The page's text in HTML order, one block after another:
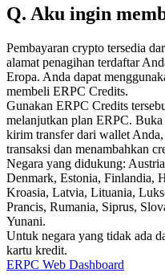
Q. Aku ingin
Pembayaran crypto tersedia
alamat penagihan terdaftar
Eropa. Anda dapat
membeli ERPC Credits.
Gunakan ERPC Credits
melanjutkan plan ERPC.
kirim transfer dari wallet
transaksi dan menambahkan
Negara yang didukung:
Denmark, Estonia, Finlandia,
Kroasia, Latvia, Lituania,
Prancis, Rumania, Siprus,
Yunani.
Untuk negara yang tidak ada
kartu kredit.
ERPC Web Dashboard